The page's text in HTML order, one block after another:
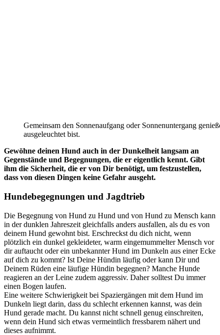
Gemeinsam den Sonnenaufgang oder Sonnenuntergang
ausgeleuchtet bist.
Gewöhne deinen Hund auch in der Dunkelheit langsam an
Gegenstände und Begegnungen, die er eigentlich kennt. Gibt
ihm die Sicherheit, die er von Dir benötigt, um festzustellen,
dass von diesen Dingen keine Gefahr ausgeht.
Hundebegegnungen und Jagdtrieb
Die Begegnung von Hund zu Hund und von Hund zu Mensch kann
in der dunklen Jahreszeit gleichfalls anders ausfallen, als du es von
deinem Hund gewohnt bist. Erschreckst du dich nicht, wenn
plötzlich ein dunkel gekleideter, warm eingemummelter Mensch vor
dir auftaucht oder ein unbekannter Hund im Dunkeln aus einer Ecke
auf dich zu kommt? Ist Deine Hündin läufig oder kann Dir und
Deinem Rüden eine läufige Hündin begegnen? Manche Hunde
reagieren an der Leine zudem aggressiv. Daher solltest Du immer
einen Bogen laufen.
Eine weitere Schwierigkeit bei Spaziergängen mit dem Hund im
Dunkeln liegt darin, dass du schlecht erkennen kannst, was dein
Hund gerade macht. Du kannst nicht schnell genug einschreiten,
wenn dein Hund sich etwas vermeintlich fressbarem nähert und
dieses aufnimmt.